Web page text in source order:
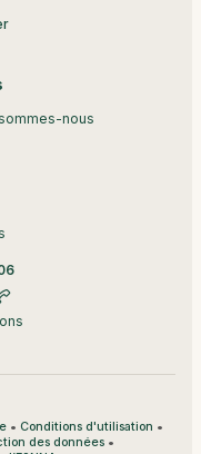
nous
• Conditions d'utilisation •
des données •